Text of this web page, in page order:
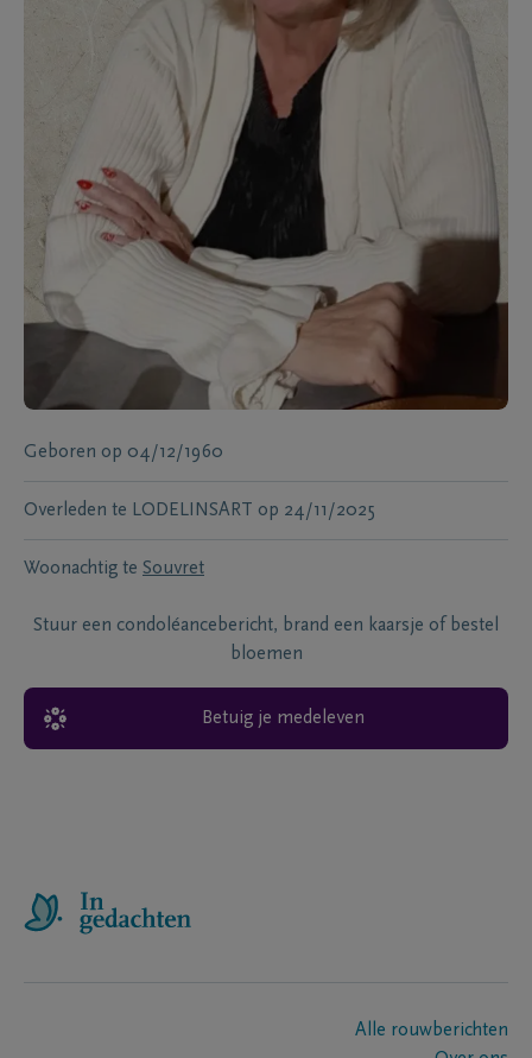
Geboren op 04/12/1960
Overleden te LODELINSART op 24/11/2025
Woonachtig te Souvret
Stuur een condoléancebericht, brand een kaarsje of bestel
bloemen
Betuig je medeleven
Alle rouwberichten